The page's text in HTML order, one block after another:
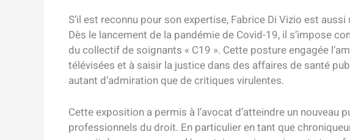
S’il est reconnu pour son expertise, Fabrice Di Vizio est
Dès le lancement de la pandémie de Covid-19, il s’impose
du collectif de soignants « C19 ». Cette posture engagée
télévisées et à saisir la justice dans des affaires de santé
autant d’admiration que de critiques virulentes.
Cette exposition a permis à l’avocat d’atteindre un nouveau
professionnels du droit. En particulier en tant que